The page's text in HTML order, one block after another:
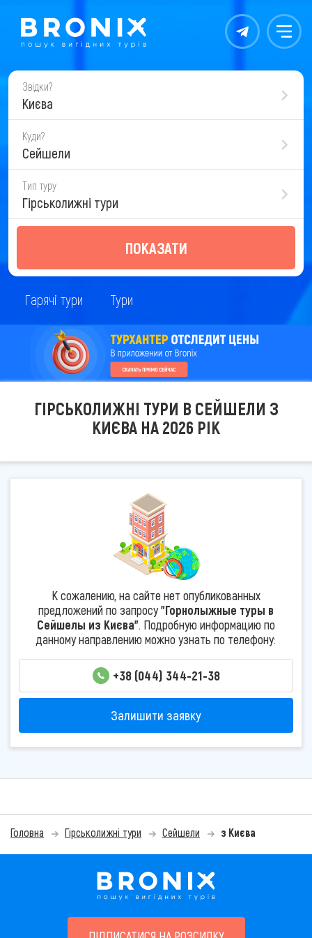
Контакты Меню
Звідки?
Києва
Куди?
Сейшели
Тип туру
Гірськолижні тури
ПОКАЗАТИ
Гарячі тури Тури
ГІРСЬКОЛИЖНІ ТУРИ В СЕЙШЕЛИ З
КИЄВА НА 2026 РІК
К сожалению, на сайте нет опубликованных
предложений по запросу"Горнолыжные туры в
Сейшелы из Києва". Подробную информацию по
данному направлению можно узнать по телефону:
+38 (044) 344-21-38
Залишити заявку
Головна Гірськолижні тури Сейшели з Києва